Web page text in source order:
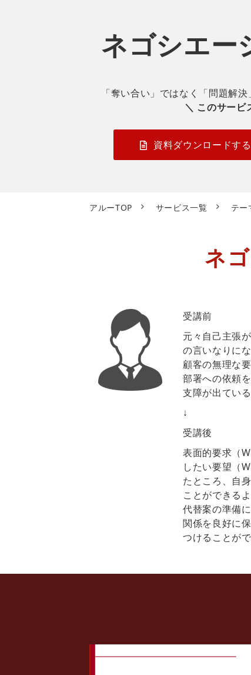
ネゴシエー
「奪い合い」ではなく「問題解
＼ このサービ
資料ダウンロードする
アルーTOP サービス一覧 テー
ネ
受講前
元々自己主張
の言いなりに
顧客の無理な
部署への依頼
支障が出ている
↓
受講後
表面的要求（
したい要望（
たところ、自
ことができる
代替案の準備
関係を良好に
つけることが